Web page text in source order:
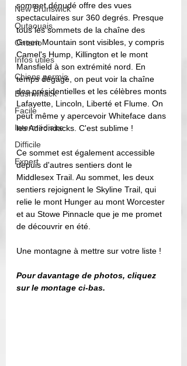
New Brunswick
Outaouais
Ontario
Infos utiles
Chiens permis
Bushwhack
Facile
Intermédiaire
Difficile
Expert
sommet dénudé offre des vues
spectaculaires sur 360 degrés. Presque
tous les sommets de la chaîne des
Green Mountain sont visibles, y compris
Camel's Hump, Killington et le mont
Mansfield à son extrémité nord. En
temps dégagé, on peut voir la chaîne
des présidentielles et les célèbres monts
Lafayette, Lincoln, Liberté et Flume. On
peut même y apercevoir Whiteface dans
les Adirondacks. C'est sublime !
Ce sommet est également accessible
depuis d'autres sentiers dont le
Middlesex Trail. Au sommet, les deux
sentiers rejoignent le Skyline Trail, qui
relie le mont Hunger au mont Worcester
et au Stowe Pinnacle que je me promet
de découvrir en été.
Une montagne à mettre sur votre liste !
Pour davantage de photos, cliquez
sur le montage ci-bas.